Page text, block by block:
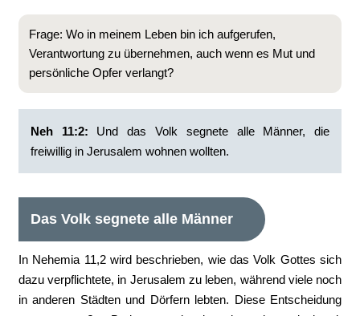
Frage: Wo in meinem Leben bin ich aufgerufen,
Verantwortung zu übernehmen, auch wenn es Mut und
persönliche Opfer verlangt?
Neh 11:2: ‭Und das Volk segnete alle Männer, die
freiwillig in Jerusalem wohnen wollten.
Das Volk segnete alle Männer
In Nehemia 11,2 wird beschrieben, wie das Volk Gottes sich
dazu verpflichtete, in Jerusalem zu leben, während viele noch
in anderen Städten und Dörfern lebten. Diese Entscheidung